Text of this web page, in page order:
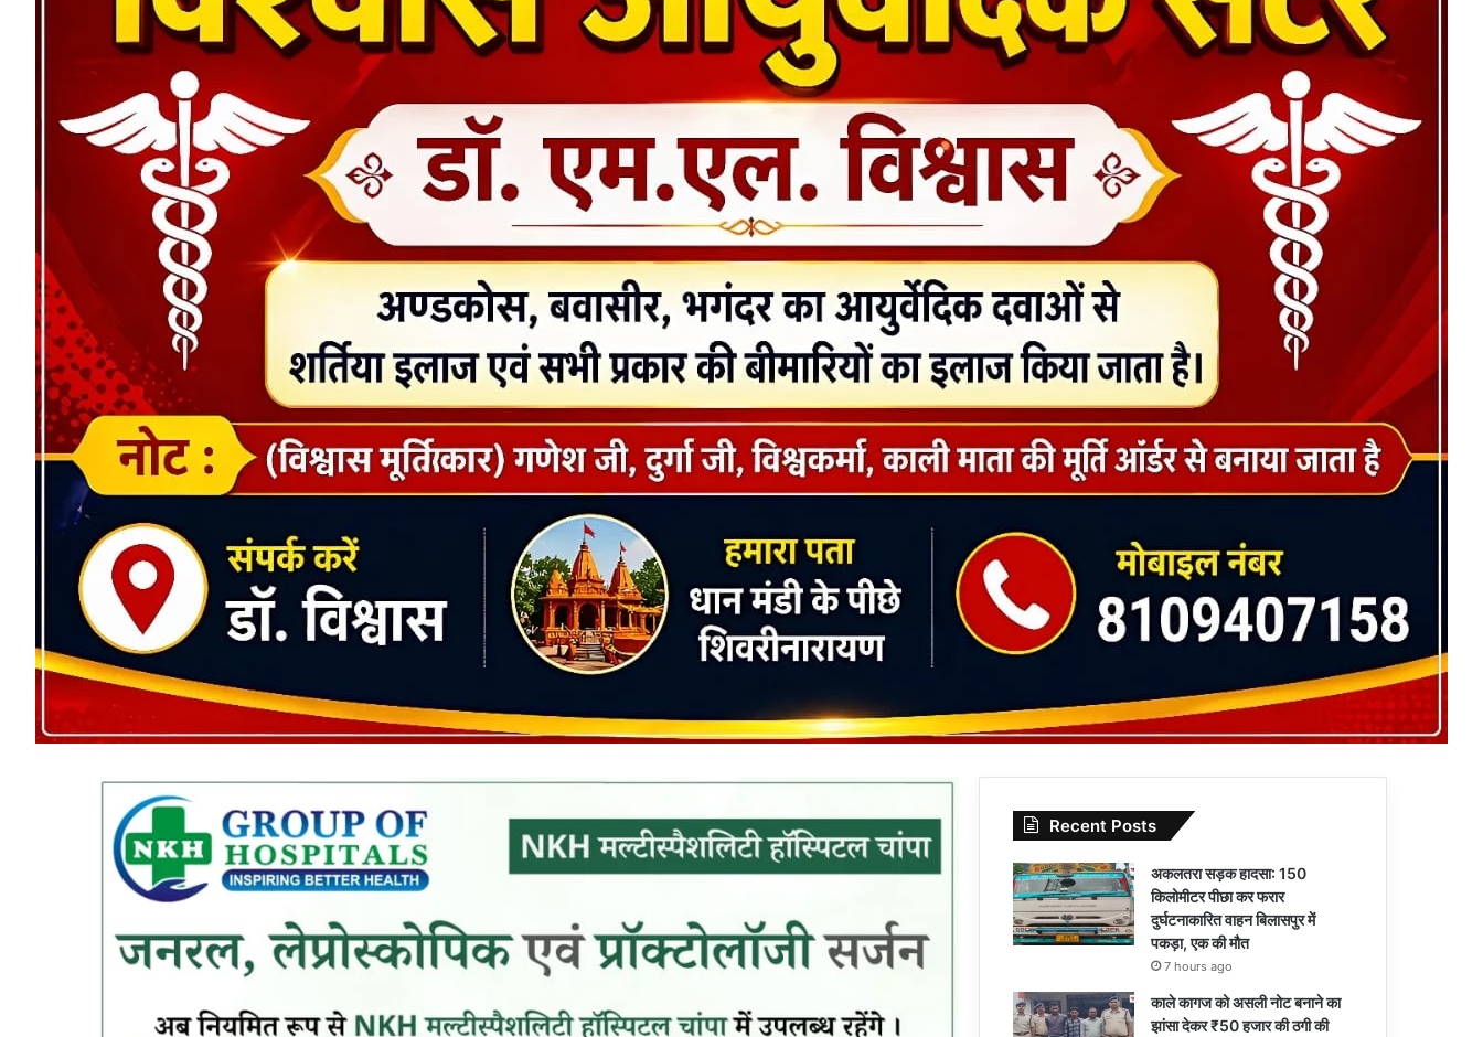
Recent Posts
अकलतरा सड़क हादसा: 150
किलोमीटर पीछा कर फरार
दुर्घटनाकारित वाहन बिलासपुर में
पकड़ा, एक की मौत
7 hours ago
काले कागज को असली नोट बनाने का
झांसा देकर ₹50 हजार की ठगी की